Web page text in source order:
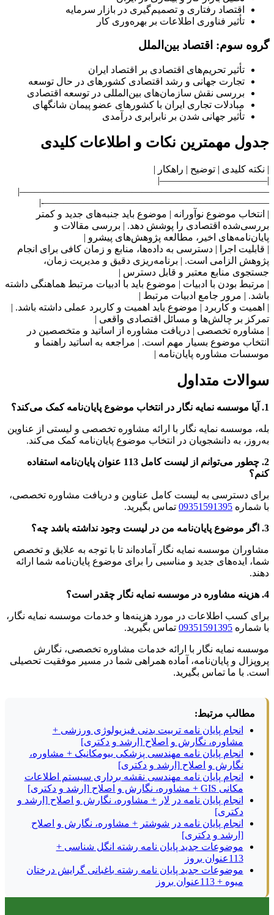
اقتصاد رفتاری و تصمیم‌گیری در بازار سرمایه
تأثیر فناوری اطلاعات بر بهره‌وری کار
گروه سوم: اقتصاد بین‌الملل
تأثیر تحریم‌های اقتصادی بر اقتصاد ایران
تجارت جهانی و رشد اقتصادی کشورهای در حال توسعه
بررسی نقش سازمان‌های بین‌المللی در توسعه اقتصادی
مبادلات تجاری ایران با کشورهای عضو پیمان شانگهای
تأثیر جهانی شدن بر نابرابری درآمدی
جدول مهمترین نکات و اطلاعات کلیدی
| نکته کلیدی | توضیح | راهکار |
|———————————|
—————————————————————————–|
———————————————————————-|
| انتخاب موضوع نوآورانه | موضوع باید جنبه‌های جدید و کمتر
بررسی‌شده اقتصادی را پوشش دهد. | بررسی مقالات و
پایان‌نامه‌های اخیر، مطالعه پژوهش‌های پیشرو |
| قابلیت اجرا | دسترسی به داده‌ها، منابع و زمان کافی برای انجام
پژوهش الزامی است. | برنامه‌ریزی دقیق و مدیریت زمان،
جستجوی منابع معتبر و قابل دسترس |
| مرتبط بودن با ادبیات | موضوع باید با ادبیات مرتبط هماهنگی داشته
باشد. | مرور جامع ادبیات مرتبط |
| اهمیت و کاربرد | موضوع باید اهمیت و کاربرد عملی داشته باشد. |
تمرکز بر چالش‌ها و مسائل اقتصادی واقعی |
| مشاوره تخصصی | دریافت مشاوره از اساتید و متخصصین در
انتخاب موضوع بسیار مهم است. | مراجعه به اساتید راهنما و
موسسات مشاوره پایان‌نامه |
سوالات متداول
1. آیا موسسه نمایه نگار در انتخاب موضوع پایان‌نامه کمک می‌کند؟
بله، موسسه نمایه نگار با ارائه مشاوره تخصصی و لیستی از عناوین
به‌روز، به دانشجویان در انتخاب موضوع پایان‌نامه کمک می‌کند.
2. چطور می‌توانم از لیست کامل 113 عنوان پایان‌نامه استفاده
کنم؟
برای دسترسی به لیست کامل عناوین و دریافت مشاوره تخصصی،
با شماره 09351591395 تماس بگیرید.
3. اگر موضوع پایان‌نامه من در لیست وجود نداشته باشد چه؟
مشاوران موسسه نمایه نگار آماده‌اند تا با توجه به علایق و تخصص
شما، ایده‌های جدید و مناسبی را برای موضوع پایان‌نامه شما ارائه
دهند.
4. هزینه مشاوره در موسسه نمایه نگار چقدر است؟
برای کسب اطلاعات در مورد هزینه‌ها و خدمات موسسه نمایه نگار،
با شماره 09351591395 تماس بگیرید.
موسسه نمایه نگار با ارائه خدمات مشاوره تخصصی، نگارش
پروپزال و پایان‌نامه، آماده همراهی شما در مسیر موفقیت تحصیلی
است. با ما تماس بگیرید.
مطالب مرتبط:
انجام پایان نامه تربیت بدنی فیزیولوژی ورزشی +
مشاوره، نگارش و اصلاح [ارشد و دکتری]
انجام پایان نامه مهندسی پزشکی بیومکانیک + مشاوره،
نگارش و اصلاح [ارشد و دکتری]
انجام پایان نامه مهندسی نقشه برداری سیستم اطلاعات
مکانی GIS + مشاوره، نگارش و اصلاح [ارشد و دکتری]
انجام پایان نامه در لار + مشاوره، نگارش و اصلاح [ارشد و
دکتری]
انجام پایان نامه در شوشتر + مشاوره، نگارش و اصلاح
[ارشد و دکتری]
موضوعات جدید پایان نامه رشته انگل شناسی +
113عنوان بروز
موضوعات جدید پایان نامه رشته باغبانی گرایش درختان
میوه + 113عنوان بروز